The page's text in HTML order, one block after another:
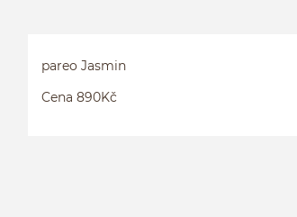
pareo Jasmin
Cena 890Kč